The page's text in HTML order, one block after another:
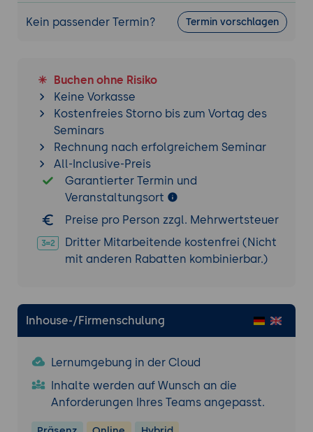
und Datenverschlüsselung.
Leistungsoptimierung und Caching
Implementierung von Caching-Strategien:
Erstellung und Verwaltung von Caching-
Lösungen zur Verbesserung der API-
Leistung; Beispiele für In-Memory Caching
und verteiltes Caching.
Automatisiertes Testen und Debugging
Erstellung von Unit-Tests und
für API- und Datenbankoperationen;
Nutzung von Test-Frameworks wie Jest,
Mocha und Chai.
Debugging und Fehlerbehebung:
Behebung von Fehlern im Backend-Code;
Debugging-Tools und Techniken zur
Optimierung des Entwicklungsprozesses.
Kein passender Termin? Termin vorschlagen
Buchen ohne Risiko
Keine Vorkasse
Kostenfreies Storno bis zum Vortag des
Seminars
Rechnung nach erfolgreichem Seminar
All-Inclusive-Preis
Garantierter Termin und
Veranstaltungsort
Preise pro Person zzgl. Mehrwertsteuer
Dritter Mitarbeitende kostenfrei (Nicht
mit anderen Rabatten kombinierbar.)
Inhouse-/Firmenschulung
Lernumgebung in der Cloud
Inhalte werden auf Wunsch an die
Anforderungen Ihres Teams angepasst.